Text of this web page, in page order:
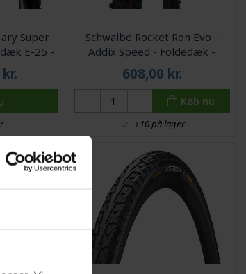
Super
E-25 -
kr.
Schwalbe Rocket Ron Evo -
Addix Speed - Foldedæk -
27,5x2,25 (57-584) - Sort
608,00 kr.
Køb nu
+10 på lager